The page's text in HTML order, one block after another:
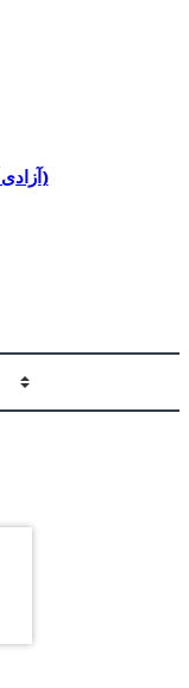
Azadi Offers (آزادی آفرز)